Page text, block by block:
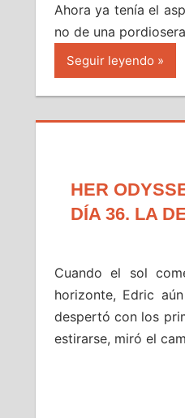
Ahora ya tenía el
no de una
Seguir leyendo
HER
DÍA 36. LA
Cuando el sol
horizonte, Edric
despertó con los
estirarse, miró el